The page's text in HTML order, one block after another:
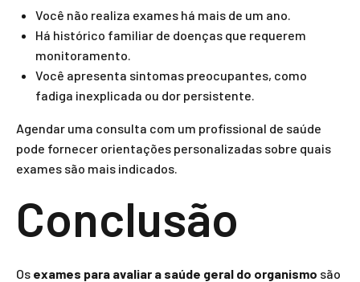
Você não realiza exames há mais de um ano.
Há histórico familiar de doenças que requerem
monitoramento.
Você apresenta sintomas preocupantes, como
fadiga inexplicada ou dor persistente.
Agendar uma consulta com um profissional de saúde
pode fornecer orientações personalizadas sobre quais
exames são mais indicados.
Conclusão
Os exames para avaliar a saúde geral do organismo são